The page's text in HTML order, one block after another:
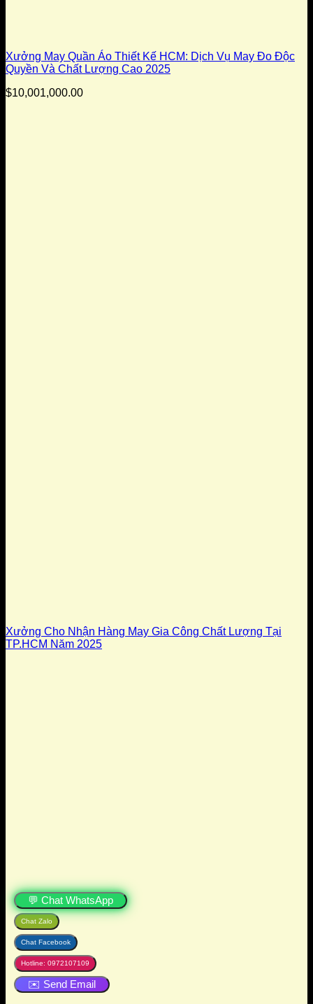
💬 Chat WhatsApp
Chat Zalo
Chat Facebook
Hotline: 0972107109
✉️ Send Email
Xưởng May Quần Áo Thiết Kế HCM: Dịch Vụ May Đo Độc
Quyền Và Chất Lượng Cao 2025
$10,001,000.00
Xưởng Cho Nhận Hàng May Gia Công Chất Lượng Tại
TP.HCM Năm 2025